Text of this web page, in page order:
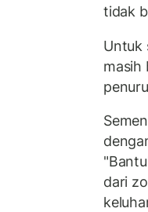
tidak
Untuk
masih
dari